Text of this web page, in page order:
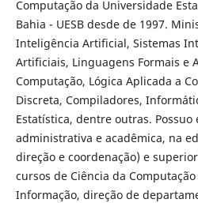
Computação da Universidade
Bahia - UESB desde de 1997.
Inteligência Artificial, Sistemas
Artificiais, Linguagens Formais e
Computação, Lógica Aplicada a
Discreta, Compiladores,
Estatística, dentre outras.
administrativa e acadêmica, na
direção e coordenação) e
cursos de Ciência da
Informação, direção de